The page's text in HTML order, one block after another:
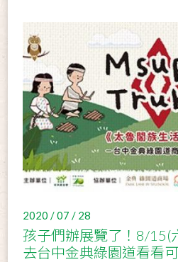
2020 / 07 / 28
孩子們辦展覽了！8/15(
去台中金典綠園道看看